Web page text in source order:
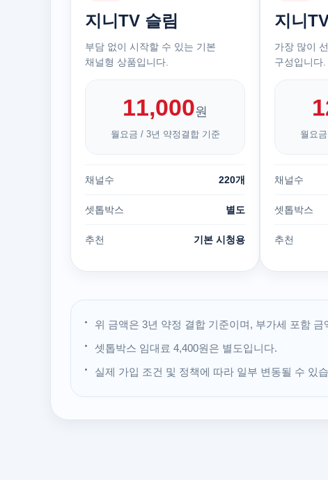
지니TV 슬림
부담 없이 시작할 수 있는 기본
채널형 상품입니다.
11,000원
월요금 / 3년 약정결합 기준
채널수 220개
셋톱박스 별도
추천 기본 시청용
지니
가장 많이
구성입니다.
월요
채널수
셋톱박스
추천
위 금액은 3년 약정 결합 기준이며, 부가세 포함 금
셋톱박스 임대료 4,400원은 별도입니다.
실제 가입 조건 및 정책에 따라 일부 변동될 수 있